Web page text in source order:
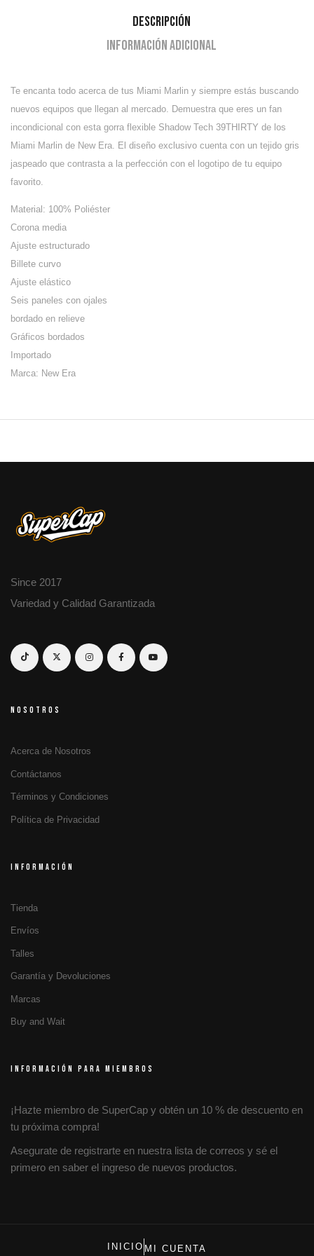
Descripción
Información adicional
Te encanta todo acerca de tus Miami Marlin y siempre estás buscando
nuevos equipos que llegan al mercado. Demuestra que eres un fan
incondicional con esta gorra flexible Shadow Tech 39THIRTY de los
Miami Marlin de New Era. El diseño exclusivo cuenta con un tejido gris
jaspeado que contrasta a la perfección con el logotipo de tu equipo
favorito.
Material: 100% Poliéster
Corona media
Ajuste estructurado
Billete curvo
Ajuste elástico
Seis paneles con ojales
bordado en relieve
Gráficos bordados
Importado
Marca: New Era
Since 2017
Variedad y Calidad Garantizada
NOSOTROS
Acerca de Nosotros
Contáctanos
Términos y Condiciones
Política de Privacidad
INFORMACIÓN
Tienda
Envíos
Talles
Garantía y Devoluciones
Marcas
Buy and Wait
INFORMACIÓN PARA MIEMBROS
¡Hazte miembro de SuperCap y obtén un 10 % de descuento en
tu próxima compra!
Asegurate de registrarte en nuestra lista de correos y sé el
primero en saber el ingreso de nuevos productos.
INICIO MI CUENTA